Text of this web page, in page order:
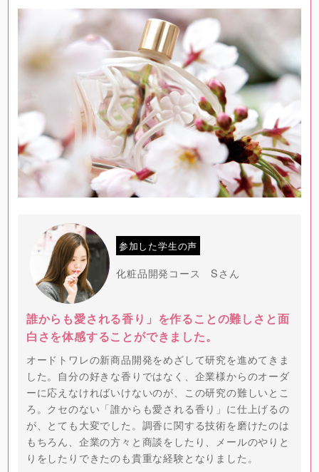
参加した学生の声
化粧品開発コース Sさん
誰からも愛される香り」を作ることの難しさと面
白さを体感することができました。
オードトワレの新商品開発をめざして研究を進めてきま
した。自分の好きな香りではなく、企業様からのオーダ
ーに応えなければいけないのが、この研究の難しいとこ
ろ。クセのない「誰からも愛される香り」に仕上げるの
が、とても大変でした。調香に関する技術を磨けたのは
もちろん、企業の方々と商談をしたり、メールのやりと
りをしたりできたのも貴重な経験となりました。